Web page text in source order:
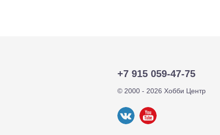
+7 915 059-47-75
© 2000 - 2026 Хобби Центр